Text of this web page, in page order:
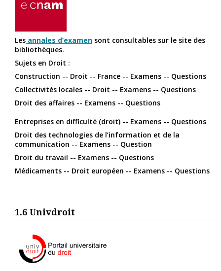
Les annales d’examen sont consultables sur le site des
bibliothèques.
Sujets en Droit :
Construction -- Droit -- France -- Examens -- Questions
Collectivités locales -- Droit -- Examens -- Questions
Droit des affaires -- Examens -- Questions
Entreprises en difficulté (droit) -- Examens -- Questions
Droit des technologies de l’information et de la
communication -- Examens -- Question
Droit du travail -- Examens -- Questions
Médicaments -- Droit européen -- Examens -- Questions
1.6 Univdroit